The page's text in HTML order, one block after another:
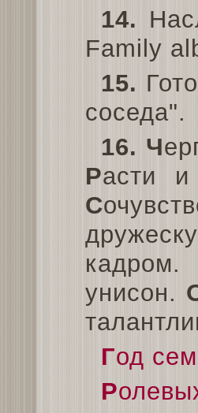
14.
Family
15.
соседа".
16. Ч
Расти и
С
унисон.
Год
Р